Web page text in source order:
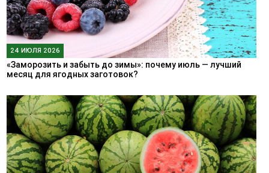
24 ИЮЛЯ 2026
«Заморозить и забыть до зимы»: почему июль — лучший
месяц для ягодных заготовок?